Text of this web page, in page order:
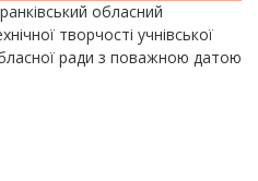
обласний
творчості учнівської
ради з поважною датою